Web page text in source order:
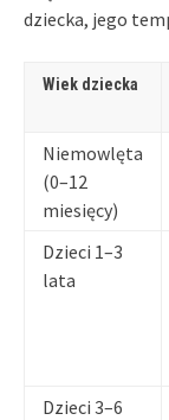
dziecka, jego
Wiek dziecka
Niemowlęta
(0–12
miesięcy)
Dzieci 1–3
lata
Dzieci 3–6